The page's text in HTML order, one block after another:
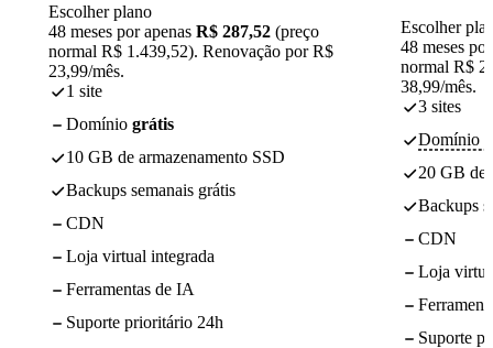
Escolher plano
48 meses por apenas R$ 287,52 (preço
normal R$ 1.439,52). Renovação por R$
23,99/mês.
1 site
Domínio grátis
10 GB de armazenamento SSD
Backups semanais grátis
CDN
Loja virtual integrada
Ferramentas de IA
Suporte prioritário 24h
Escolher
48 meses
normal R$
38,99/mês.
3 sites
Domínio -
20 GB de
Backups
CDN
Loja
Suporte